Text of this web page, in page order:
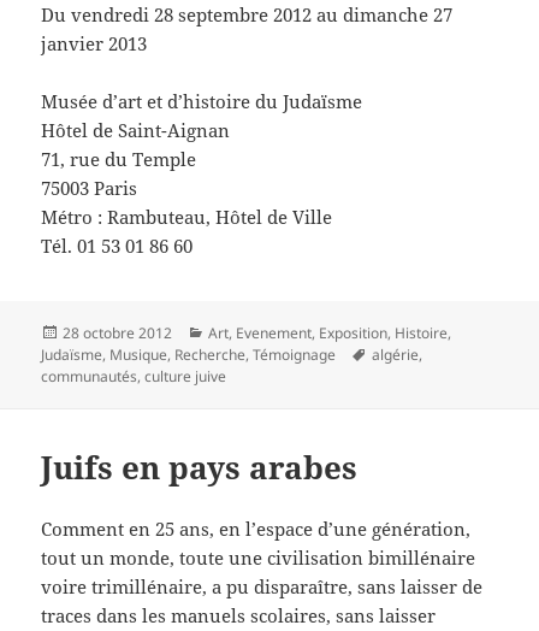
Du vendredi 28 septembre 2012 au dimanche 27
janvier 2013
Musée d’art et d’histoire du Judaïsme
Hôtel de Saint-Aignan
71, rue du Temple
75003 Paris
Métro : Rambuteau, Hôtel de Ville
Tél. 01 53 01 86 60
Publié
le
28 octobre 2012 Catégories
Art, Evenement, Exposition, Histoire,
Judaïsme, Musique, Recherche,Témoignage
Mots-
algérie,
communautés,culture juive
Juifs en pays arabes
Comment en 25 ans, en l’espace d’une génération,
tout un monde, toute une civilisation bimillénaire
voire trimillénaire, a pu disparaître, sans laisser de
traces dans les manuels scolaires, sans laisser